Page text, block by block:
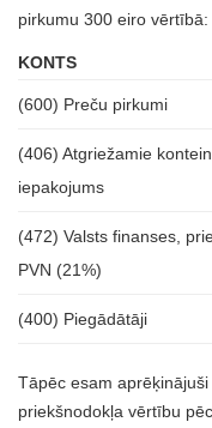
pirkumu 300 eiro vērtībā:
KONTS
(600) Preču pirkumi
(406) Atgriežamie
iepakojums
(472) Valsts finanses,
PVN (21%)
(400) Piegādātāji
Tāpēc esam
priekšnodokļa vērtību